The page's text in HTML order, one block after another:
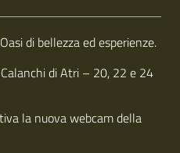
di bellezza ed esperienze.
di Atri – 20, 22 e 24
la nuova webcam della